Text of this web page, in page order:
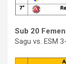
Sub 20
Sagu vs. ESM